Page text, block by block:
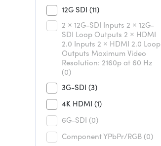
12G SDI (11)
2 × 12G-SDI Inputs 2 × 12G-
SDI Loop Outputs 2 × HDMI
2.0 Inputs 2 × HDMI 2.0 Loop
Outputs Maximum Video
Resolution: 2160p at 60 Hz
(0)
3G-SDI (3)
4K HDMI (1)
6G-SDI (0)
Component YPbPr/RGB (0)